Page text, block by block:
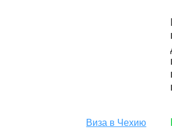
Виза в Чехию